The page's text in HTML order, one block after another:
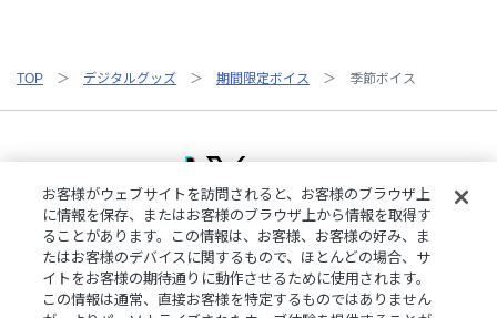
TOP デジタルグッズ 期間限定ボイス 季節ボイス
ご利用規約プライバシーポリシー
特定商取引法に基づく表記
ご利用ガイドよくある質問お問い合わせにじさんじ公式サイト
クッキーの詳細
お客様がウェブサイトを訪問されると、お客様のブラウザ上
に情報を保存、またはお客様のブラウザ上から情報を取得す
ることがあります。この情報は、お客様、お客様の好み、ま
たはお客様のデバイスに関するもので、ほとんどの場合、サ
イトをお客様の期待通りに動作させるために使用されます。
この情報は通常、直接お客様を特定するものではありません